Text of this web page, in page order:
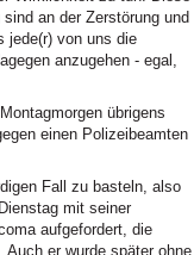
an der Zerstörung und
jede(r) von uns die
anzugehen - egal,
übrigens
einen Polizeibeamten
Fall zu basteln, also
mit seiner
aufgefordert, die
er wurde später ohne